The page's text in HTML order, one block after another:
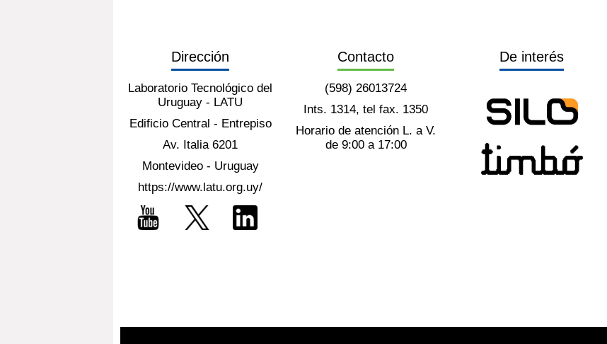
Dirección
Laboratorio Tecnológico del
Uruguay - LATU
Edificio Central - Entrepiso
Av. Italia 6201
Montevideo - Uruguay
https://www.latu.org.uy/
Contacto
(598) 26013724
Ints. 1314, tel fax. 1350
Horario de atención L. a V.
de 9:00 a 17:00
De interés